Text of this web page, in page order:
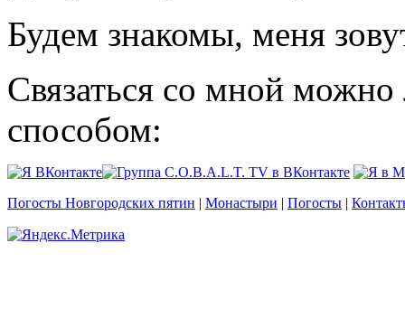
Будем знакомы, меня
Связаться со мной
способом:
Погосты Новгородских пятин | Монастыри | Погосты |